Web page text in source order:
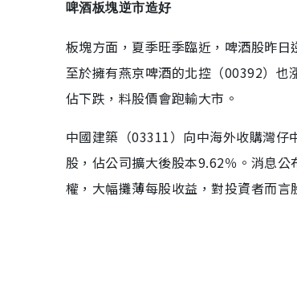
啤酒板塊逆市造好
板塊方面，夏季旺季臨近，啤酒股昨
至於擁有燕京啤酒的北控（00392）也
佔下跌，料股價會跑輸大市。
中國建築（03311）向中海外收購灣
股，佔公司擴大後股本9.62％。消息
權，大幅攤薄每股收益，對投資者而言